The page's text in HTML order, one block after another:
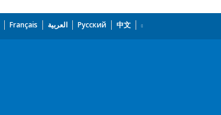
Français العربية Русский 中文